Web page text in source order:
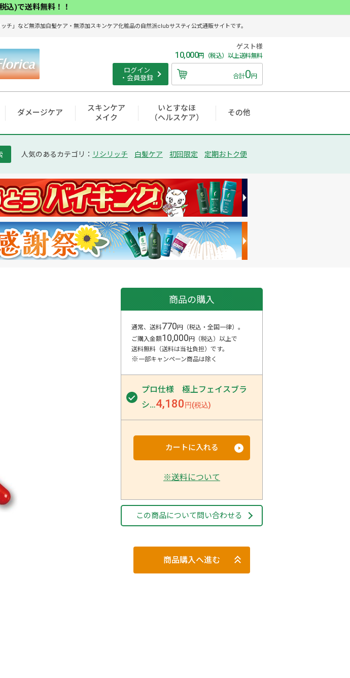
込)で送料無料！！
チ」など無添加白髪ケア・無添加スキンケア化粧品の自然派clubサスティ公式通販サイトです。
ログイン
・会員登録
ゲスト様
10,000円（税込）以上送料無料
合計0円
ダメージケア
スキンケア
メイク
いとすなほ
（ヘルスケア）
その他
人気のあるカテゴリ： リシリッチ 白髪ケア 初回限定 定期おトク便
商品の購入
通常、送料770 円（税込・全国一律）。
ご購入金額10,000 円（税込）以上で
送料無料（送料は当社負担） です。
※ 一部キャンペーン商品は除く
プロ仕様 極上フェイスブラ
シ…4,180 円(税込)
カートに入れる
※送料について
この商品について問い合わせる
商品購入へ進む